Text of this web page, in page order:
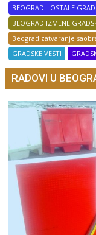
BEOGRAD - OSTALE
BEOGRAD IZMENE
Beograd zatvaranje
GRADSKE VESTI
RADOVI U